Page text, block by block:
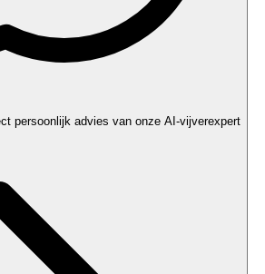
persoonlijk advies van onze AI-vijverexpert